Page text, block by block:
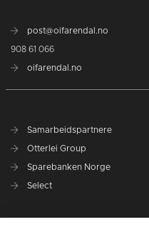
post@oifarendal.no
908 61 066
oifarendal.no
Samarbeidspartnere
Otterlei Group
Sparebanken Norge
Select